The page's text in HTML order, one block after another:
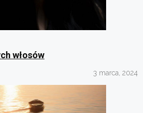
włosów
3 marca, 2024